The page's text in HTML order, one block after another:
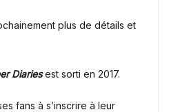
plus de détails et
Diariesest sorti en 2017.
fans à s’inscrire à leur